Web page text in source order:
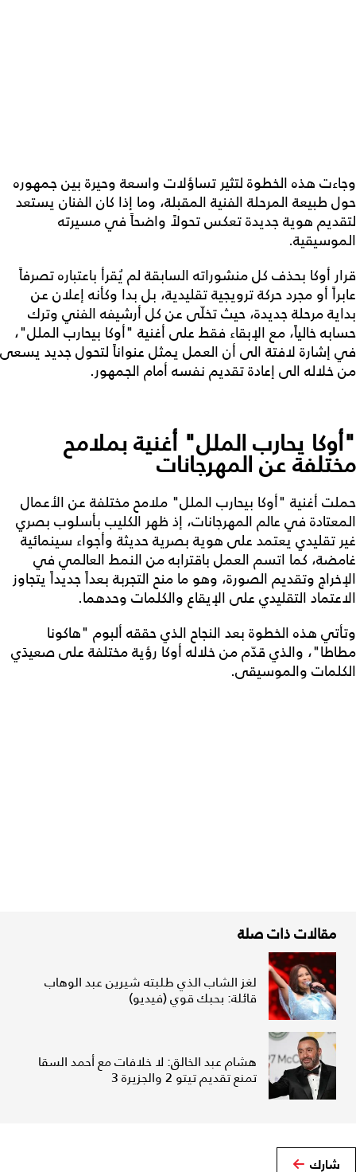
وجاءت هذه الخطوة لتثير تساؤلات واسعة وحيرة بين جمهوره
حول طبيعة المرحلة الفنية المقبلة، وما إذا كان الفنان يستعد
لتقديم هوية جديدة تعكس تحولاً واضحاً في مسيرته
الموسيقية.
قرار أوكا بحذف كل منشوراته السابقة لم يُقرأ باعتباره تصرفاً
عابراً أو مجرد حركة ترويجية تقليدية، بل بدا وكأنه إعلان عن
بداية مرحلة جديدة، حيث تخلّى عن كل أرشيفه الفني وترك
حسابه خالياً، مع الإبقاء فقط على أغنية "أوكا بيحارب الملل"،
في إشارة لافتة الى أن العمل يمثل عنواناً لتحول جديد يسعى
من خلاله الى إعادة تقديم نفسه أمام الجمهور.
"أوكا يحارب الملل" أغنية بملامح
مختلفة عن المهرجانات
حملت أغنية "أوكا بيحارب الملل" ملامح مختلفة عن الأعمال
المعتادة في عالم المهرجانات، إذ ظهر الكليب بأسلوب بصري
غير تقليدي يعتمد على هوية بصرية حديثة وأجواء سينمائية
غامضة، كما اتسم العمل باقترابه من النمط العالمي في
الإخراج وتقديم الصورة، وهو ما منح التجربة بعداً جديداً يتجاوز
الاعتماد التقليدي على الإيقاع والكلمات وحدهما.
وتأتي هذه الخطوة بعد النجاح الذي حققه ألبوم "هاكونا
مطاطا"، والذي قدّم من خلاله أوكا رؤية مختلفة على صعيدَي
الكلمات والموسيقى.
مقالات ذات صلة
لغز الشاب الذي طلبته شيرين عبد الوهاب
قائلة: بحبك قوي (فيديو)
هشام عبد الخالق: لا خلافات مع أحمد السقا
تمنع تقديم تيتو 2 والجزيرة 3
شارك